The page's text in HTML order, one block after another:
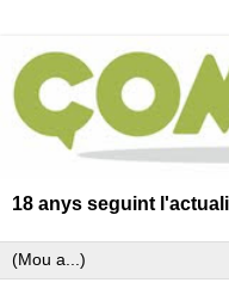
18 anys seguint